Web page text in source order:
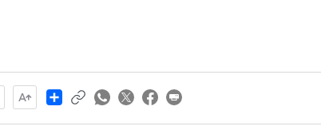
Share